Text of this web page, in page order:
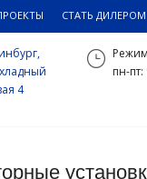
СТАТЬ ДИЛЕРОМ
4
пн-